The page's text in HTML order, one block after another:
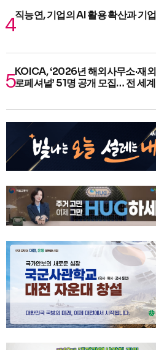
직능연, 기업의 AI 활용 확산과 기
KOICA, ‘2026년 해외사무소·재
로페셔널’ 51명 공개 모집… 전 세